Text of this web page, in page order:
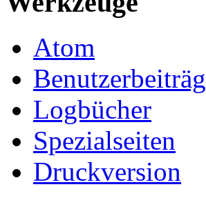
Atom
Logbücher
Spezialseiten
Druckversion